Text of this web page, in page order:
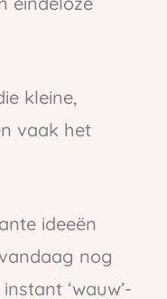
kleine,
vaak het
ideeën
nog
‘wauw’-